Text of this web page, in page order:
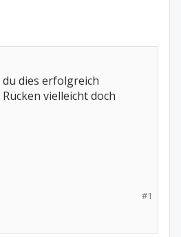
dies erfolgreich
vielleicht doch
#1